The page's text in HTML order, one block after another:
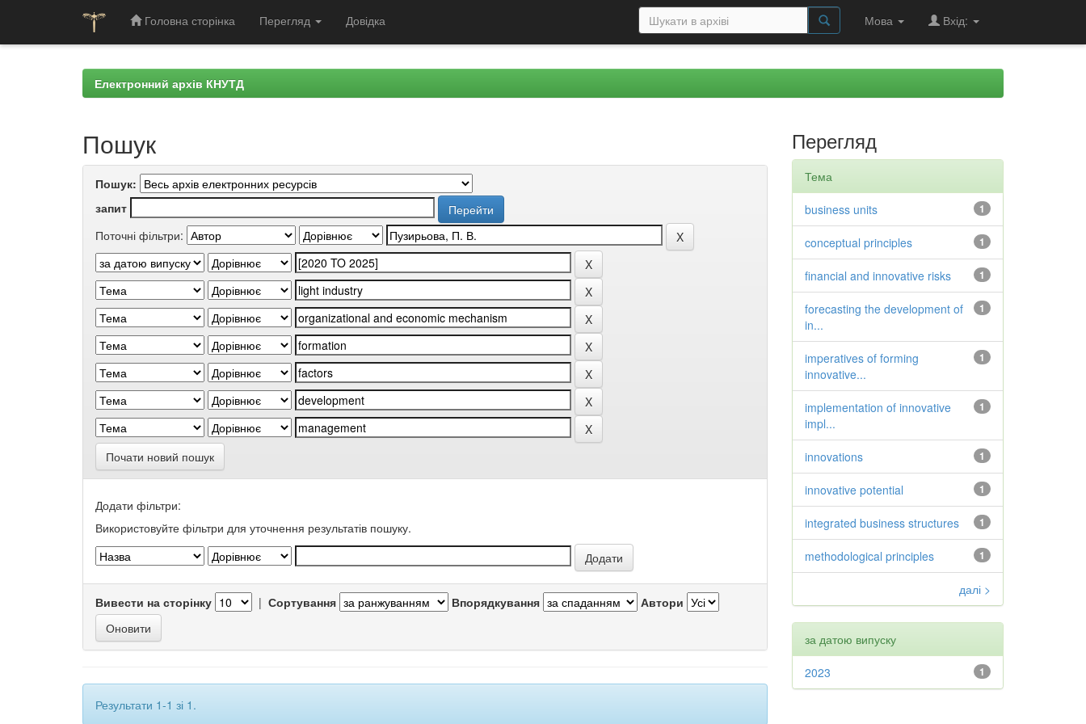
Головна сторінка Перегляд Довідка Мова Вхід:
Електронний архів КНУТД
Пошук
Пошук:
запит
Поточні фільтри:
Почати новий пошук
Додати фільтри:
Використовуйте фільтри для уточнення результатів пошуку.
Вивести на сторінку | Сортування Впорядкування Автори
Результати 1-1 зі 1.
Перегляд
Тема
1
business units
1
conceptual principles
1
financial and innovative risks
1
forecasting the development of
in...
1
imperatives of forming
innovative...
1
implementation of innovative
impl...
1
innovations
1
innovative potential
1
integrated business structures
1
methodological principles
далі >
за датою випуску
1
2023